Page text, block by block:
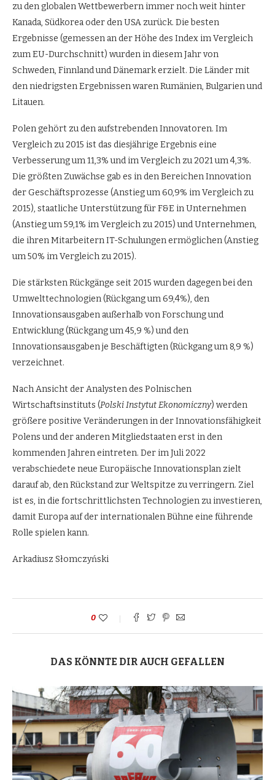
zu den globalen Wettbewerbern immer noch weit hinter
Kanada, Südkorea oder den USA zurück. Die besten
Ergebnisse (gemessen an der Höhe des Index im Vergleich
zum EU-Durchschnitt) wurden in diesem Jahr von
Schweden, Finnland und Dänemark erzielt. Die Länder mit
den niedrigsten Ergebnissen waren Rumänien, Bulgarien und
Litauen.
Polen gehört zu den aufstrebenden Innovatoren. Im
Vergleich zu 2015 ist das diesjährige Ergebnis eine
Verbesserung um 11,3% und im Vergleich zu 2021 um 4,3%.
Die größten Zuwächse gab es in den Bereichen Innovation
der Geschäftsprozesse (Anstieg um 60,9% im Vergleich zu
2015), staatliche Unterstützung für F&E in Unternehmen
(Anstieg um 59,1% im Vergleich zu 2015) und Unternehmen,
die ihren Mitarbeitern IT-Schulungen ermöglichen (Anstieg
um 50% im Vergleich zu 2015).
Die stärksten Rückgänge seit 2015 wurden dagegen bei den
Umwelttechnologien (Rückgang um 69,4%), den
Innovationsausgaben außerhalb von Forschung und
Entwicklung (Rückgang um 45,9 %) und den
Innovationsausgaben je Beschäftigten (Rückgang um 8,9 %)
verzeichnet.
Nach Ansicht der Analysten des Polnischen
Wirtschaftsinstituts (Polski Instytut Ekonomiczny) werden
größere positive Veränderungen in der Innovationsfähigkeit
Polens und der anderen Mitgliedstaaten erst in den
kommenden Jahren eintreten. Der im Juli 2022
verabschiedete neue Europäische Innovationsplan zielt
darauf ab, den Rückstand zur Weltspitze zu verringern. Ziel
ist es, in die fortschrittlichsten Technologien zu investieren,
damit Europa auf der internationalen Bühne eine führende
Rolle spielen kann.
Arkadiusz Słomczyński
0
DAS KÖNNTE DIR AUCH GEFALLEN